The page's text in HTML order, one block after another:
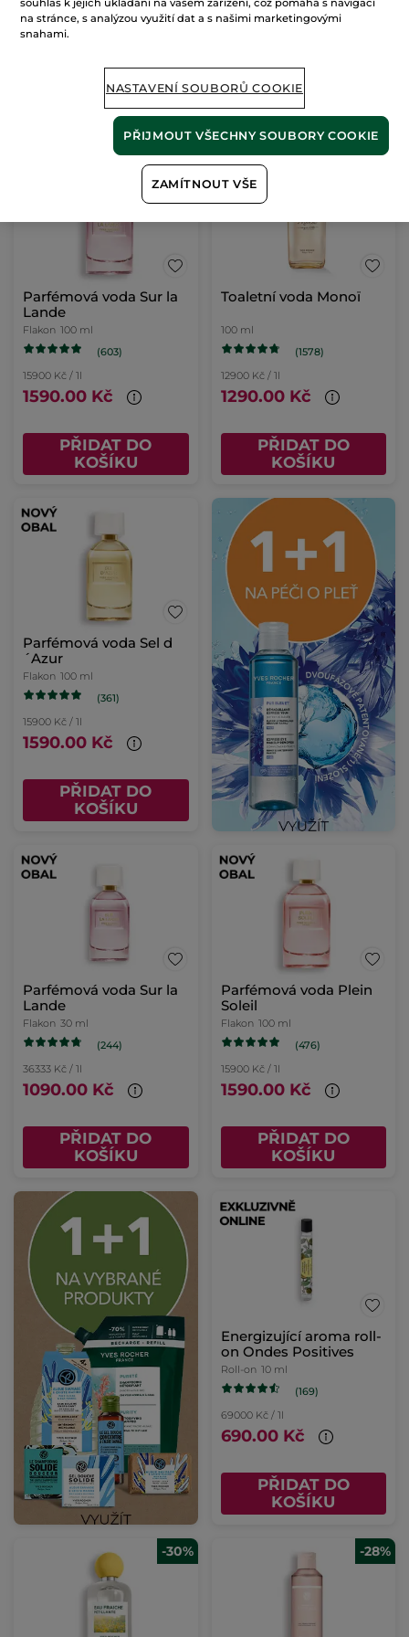
(1361)
PŘIDAT DO
KOŠÍKU
Parfémová voda Sur la
Lande
Flakon 100 ml
(603)
15900 Kč / 1l
1590.00 Kč
PŘIDAT DO
KOŠÍKU
Toaletní voda Monoï
100 ml
(1578)
12900 Kč / 1l
1290.00 Kč
PŘIDAT DO
KOŠÍKU
Parfémová voda Sel d
´Azur
Flakon 100 ml
(361)
15900 Kč / 1l
1590.00 Kč
PŘIDAT DO
KOŠÍKU
Parfémová voda Sur la
Lande
Flakon 30 ml
(244)
36333 Kč / 1l
1090.00 Kč
PŘIDAT DO
KOŠÍKU
Parfémová voda Plein
Soleil
Flakon 100 ml
(476)
15900 Kč / 1l
1590.00 Kč
PŘIDAT DO
KOŠÍKU
Energizující aroma roll-
on Ondes Positives
Roll-on 10 ml
(169)
69000 Kč / 1l
690.00 Kč
PŘIDAT DO
KOŠÍKU
-30% -28%
na stránce, s analýzou využití dat a s našimi marketingovými
snahami.
NASTAVENÍ SOUBORŮ COOKIE
ZAMÍTNOUT VŠE
PŘIJMOUT VŠECHNY SOUBORY COOKIE